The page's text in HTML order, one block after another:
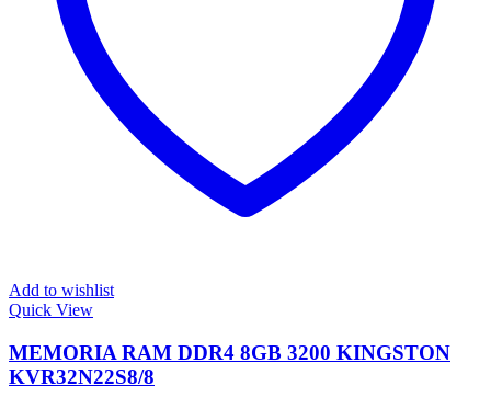
Add to wishlist
Quick View
MEMORIA RAM DDR4 8GB 3200 KINGSTON
KVR32N22S8/8